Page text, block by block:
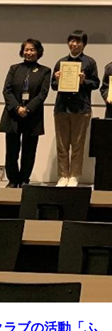
ブの活動「ふ